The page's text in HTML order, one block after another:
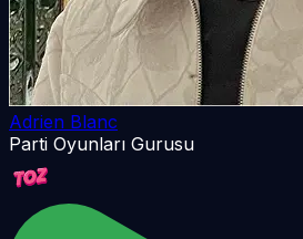
Adrien Blanc
Parti Oyunları Gurusu